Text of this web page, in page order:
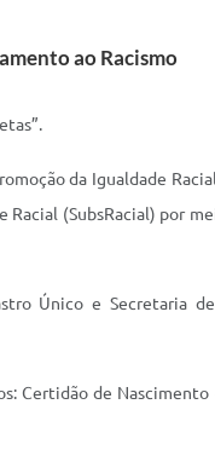
ao Racismo
da Igualdade
(SubsRacial) por
Único e Secretaria
Certidão de